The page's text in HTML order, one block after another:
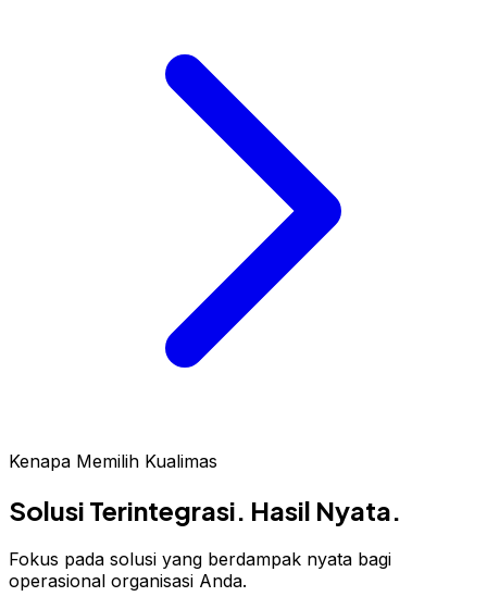
Kenapa Memilih Kualimas
Solusi Terintegrasi. Hasil Nyata.
Fokus pada solusi yang berdampak nyata bagi
operasional organisasi Anda.